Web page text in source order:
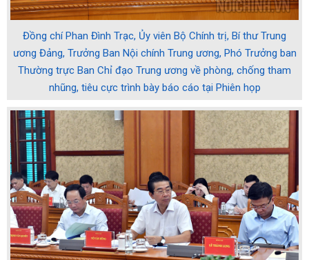
Đồng chí Phan Đình Trạc, Ủy viên Bộ Chính trị, Bí thư Trung
ương Đảng, Trưởng Ban Nội chính Trung ương, Phó Trưởng ban
Thường trực Ban Chỉ đạo Trung ương về phòng, chống tham
nhũng, tiêu cực trình bày báo cáo tại Phiên họp